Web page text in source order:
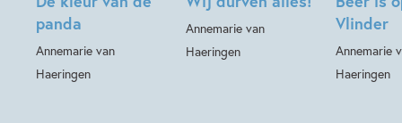
panda
Annemarie van
Haeringen
Annemarie van
Haeringen
Vlinder
Annemarie
Haeringen